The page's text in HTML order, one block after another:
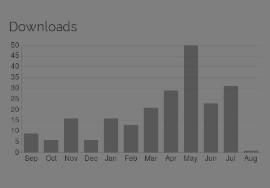
Downloads